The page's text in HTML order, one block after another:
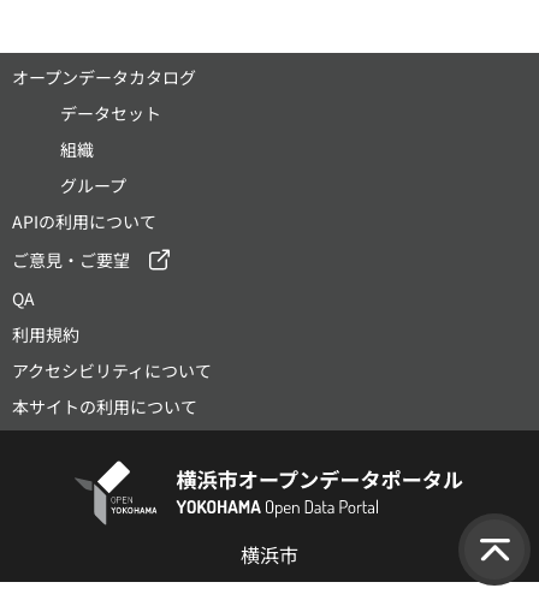
オープンデータカタログ
データセット
組織
グループ
APIの利用について
ご意見・ご要望
QA
利用規約
アクセシビリティについて
本サイトの利用について
横浜市